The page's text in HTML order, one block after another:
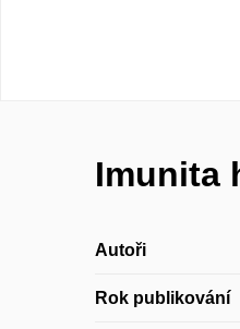
Imunita
Autoři
Rok publikování